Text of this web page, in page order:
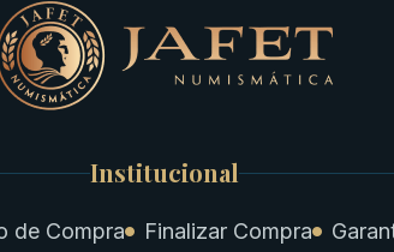
Institucional
de Compra Finalizar Compra